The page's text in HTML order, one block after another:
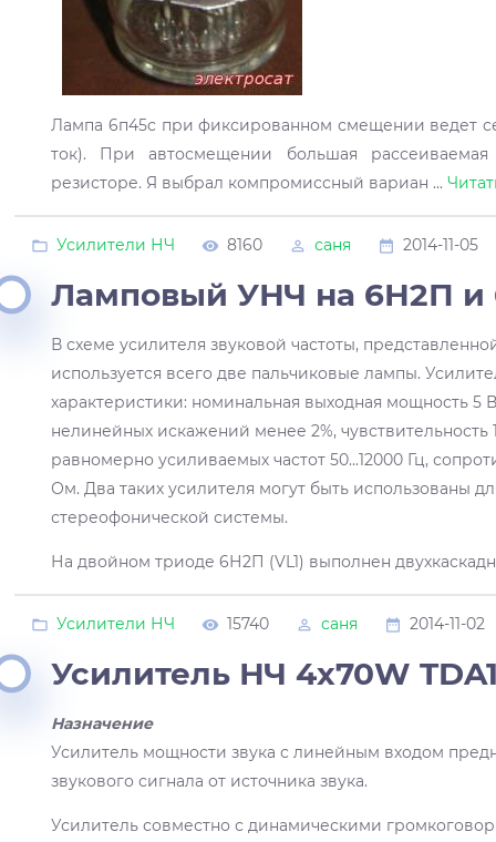
Лампа 6п45с при фиксированном смещении ведет
ток). При автосмещении большая
резисторе. Я выбрал компромиссный вариан ...
Усилители НЧ 8160 саня 2014-11-05
Ламповый УНЧ на 6Н2П и
В схеме усилителя звуковой частоты,
используется всего две пальчиковые лампы.
характеристики: номинальная выходная мощность 5
нелинейных искажений менее 2%, чувствительность
равномерно усиливаемых частот 50...12000 Гц,
Ом. Два таких усилителя могут быть использованы
стереофонической системы.
На двойном триоде 6Н2П (VL1) выполнен
Усилители НЧ 15740 саня 2014-11-02
Усилитель НЧ 4х70W
Назначение
Усилитель мощности звука с линейным входом
звукового сигнала от источника звука.
Усилитель совместно с динамическими